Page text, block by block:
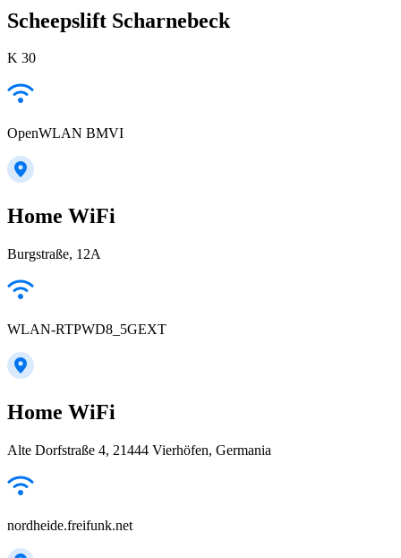
Scheepslift Scharnebeck
K 30
OpenWLAN BMVI
Home WiFi
Burgstraße, 12A
WLAN-RTPWD8_5GEXT
Home WiFi
Alte Dorfstraße 4, 21444 Vierhöfen, Germania
nordheide.freifunk.net